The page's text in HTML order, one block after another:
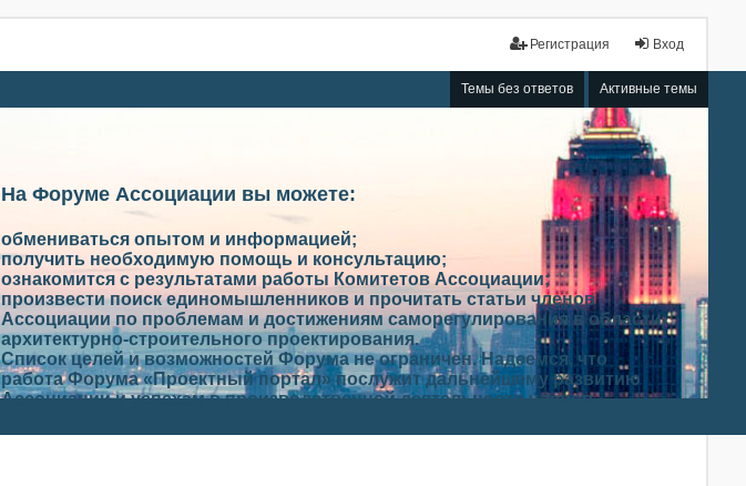
Вход
Регистрация
Темы без ответов Активные темы
На Форуме Ассоциации вы можете:
обмениваться опытом и информацией;
получить необходимую помощь и консультацию;
ознакомится с результатами работы Комитетов Ассоциации;
произвести поиск единомышленников и прочитать статьи членов
Ассоциации по проблемам и достижениям саморегулирования в области
архитектурно-строительного проектирования.
Список целей и возможностей Форума не ограничен. Надеемся, что
работа Форума «Проектный портал» послужит дальнейшему развитию
Ассоциации и успехам в производственной деятельности членов